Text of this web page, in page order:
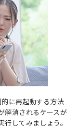
に再起動する方法
解消されるケースが
してみましょう。